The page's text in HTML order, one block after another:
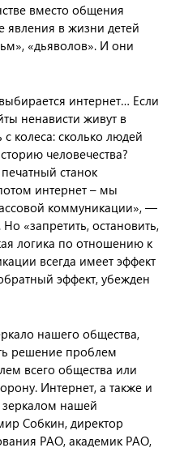
вместо общения
в жизни детей
«дьяволов». И они
интернет… Если
ненависти живут в
колеса: сколько людей
человечества?
станок
интернет – мы
коммуникации», —
«запретить, остановить,
логика по отношению к
всегда имеет эффект
эффект, убежден
нашего общества,
решение проблем
всего общества или
Интернет, а также и
зеркалом нашей
Собкин, директор
РАО, академик РАО,